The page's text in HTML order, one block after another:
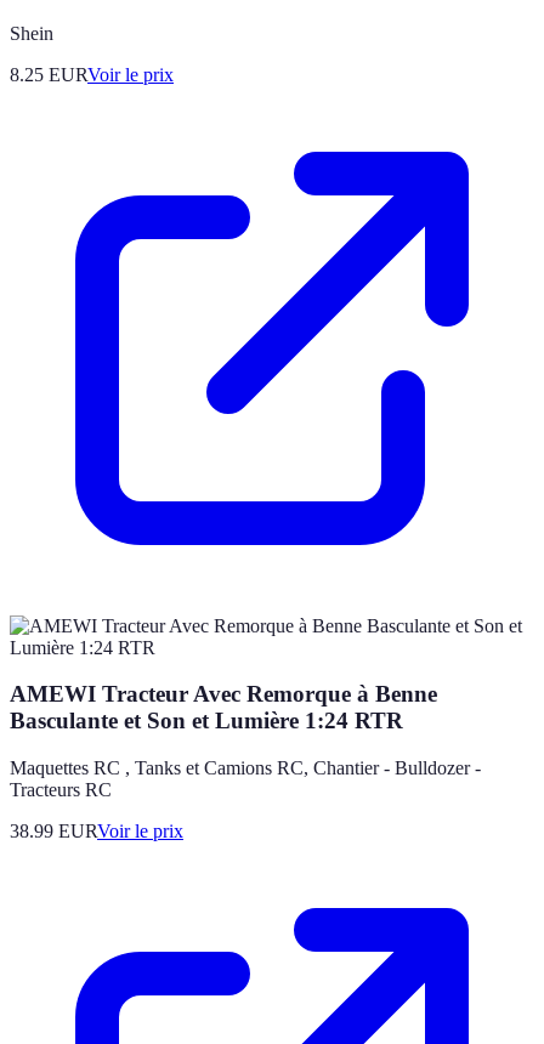
Shein
8.25 EURVoir le prix
AMEWI Tracteur Avec Remorque à Benne
Basculante et Son et Lumière 1:24 RTR
Maquettes RC , Tanks et Camions RC, Chantier - Bulldozer -
Tracteurs RC
38.99 EURVoir le prix